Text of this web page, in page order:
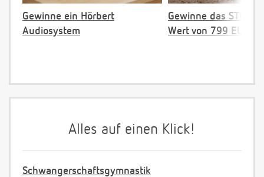
Gewinne ein Hörbert
Audiosystem
Gewinne das
Wert von 799 EUR
Alles auf einen Klick!
Schwangerschaftsgymnastik